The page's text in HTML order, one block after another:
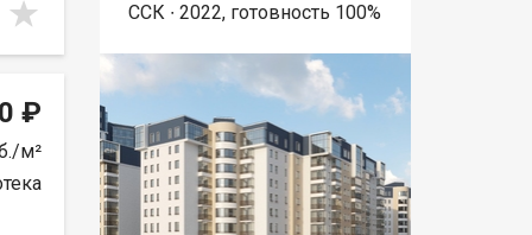
₽
м²
ССК ∙ 2022, готовность 100%